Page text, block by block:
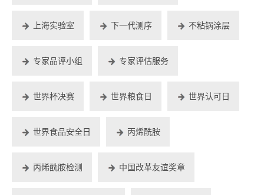
上海实验室 下一代测序 不粘锅涂层
专家品评小组 专家评估服务
世界杯决赛 世界粮食日 世界认可日
世界食品安全日 丙烯酰胺
丙烯酰胺检测 中国改革友谊奖章